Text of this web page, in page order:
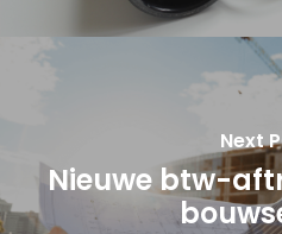
Next
Nieuwe btw-